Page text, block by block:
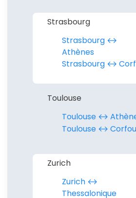
Strasbourg
Strasbourg ↔︎
Athènes
Strasbourg ↔︎
Toulouse
Toulouse ↔︎
Toulouse ↔︎ Corfou
Zurich
Zurich ↔︎
Thessalonique